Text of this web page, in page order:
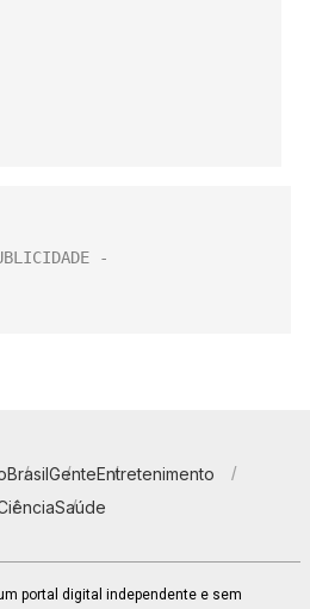
BrasilGenteEntretenimento
Saúde
um portal digital independente e sem